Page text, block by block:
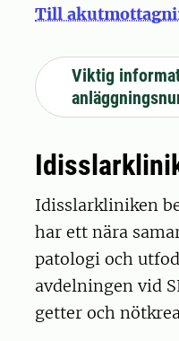
Till
Viktig
Idisslarkliniken
har ett nära
patologi och
avdelningen vid
getter och